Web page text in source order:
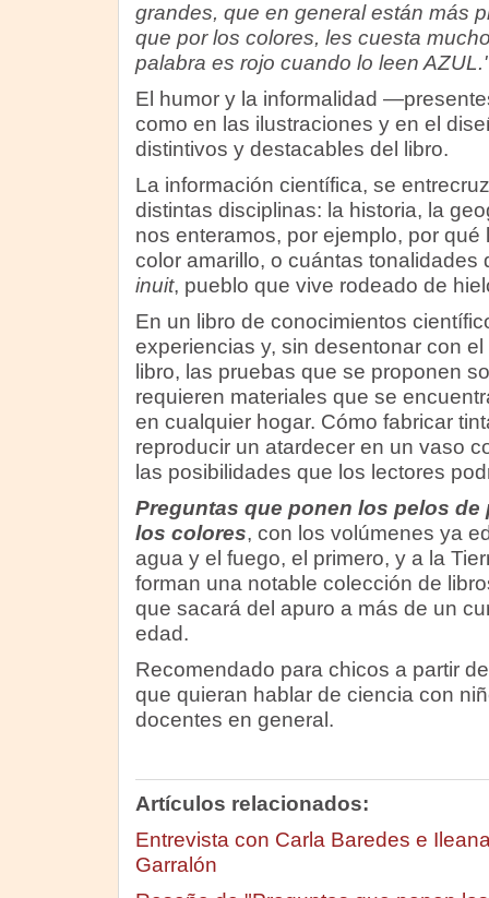
grandes, que en general están más
que por los colores, les cuesta
palabra es rojo cuando lo leen
El humor y la informalidad
como en las ilustraciones y en el
distintivos y destacables del libro.
La información científica, se
distintas disciplinas: la historia, la
nos enteramos, por ejemplo, por
color amarillo, o cuántas tonalidades
inuit, pueblo que vive rodeado de
En un libro de conocimientos
experiencias y, sin desentonar con
libro, las pruebas que se proponen
requieren materiales que se
en cualquier hogar. Cómo fabricar
reproducir un atardecer en un vaso
las posibilidades que los lectores
Preguntas que ponen los pelos de
los colores, con los volúmenes ya
agua y el fuego, el primero, y a la
forman una notable colección de
que sacará del apuro a más de un
edad.
Recomendado para chicos a partir
que quieran hablar de ciencia con
docentes en general.
Artículos relacionados:
Entrevista con Carla Baredes e
Garralón